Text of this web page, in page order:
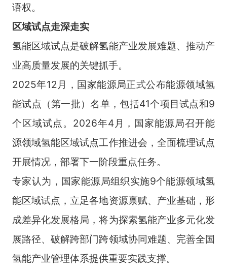
语权。
区域试点走深走实
氢能区域试点是破解氢能产业发展难题、推动产
业高质量发展的关键抓手。
2025年12月，国家能源局正式公布能源领域氢
能试点（第一批）名单，包括41个项目试点和9
个区域试点。2026年4月，国家能源局召开能
源领域氢能区域试点工作推进会，全面梳理试点
开展情况，部署下一阶段重点任务。
专家认为，国家能源局组织实施9个能源领域氢
能区域试点，立足各地资源禀赋、产业基础，形
成差异化发展格局，将为探索氢能产业多元化发
展路径、破解跨部门跨领域协同难题、完善全国
氢能产业管理体系提供重要实践支撑。